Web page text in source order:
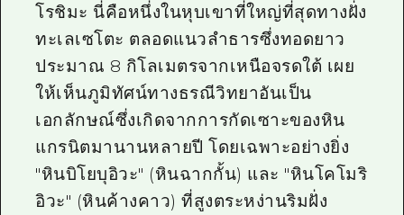
โรชิมะ นี่คือหนึ่งในหุบเขาที่ใหญ่ที่สุดทางฝั่ง
ทะเลเซโตะ ตลอดแนวลำธารซึ่งทอดยาว
ประมาณ 8 กิโลเมตรจากเหนือจรดใต้ เผย
ให้เห็นภูมิทัศน์ทางธรณีวิทยาอันเป็น
เอกลักษณ์ซึ่งเกิดจากการกัดเซาะของหิน
แกรนิตมานานหลายปี โดยเฉพาะอย่างยิ่ง
"หินบิโยบุอิวะ" (หินฉากกั้น) และ "หินโคโมริ
อิวะ" (หินค้างคาว) ที่สูงตระหง่านริมฝั่ง